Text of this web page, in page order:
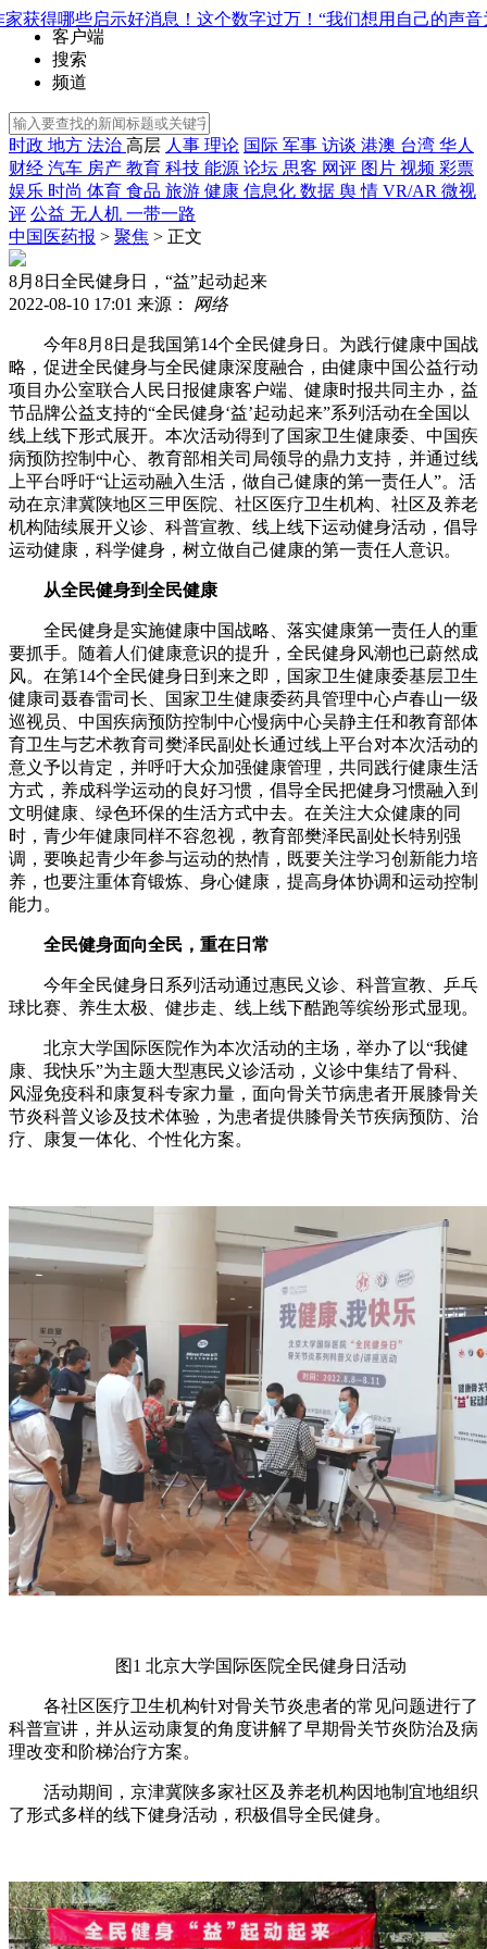
获得哪些启示好消息！这个数字过万！ “我们想用自己的声
客户端
搜索
频道
时政 地方 法治 高层 人事 理论 国际 军事 访谈 港澳 台湾 华人
财经 汽车 房产 教育 科技 能源 论坛 思客 网评 图片 视频 彩票
娱乐 时尚 体育 食品 旅游 健康 信息化 数据 舆 情 VR/AR 微视
评 公益 无人机 一带一路
中国医药报 > 聚焦 > 正文
8月8日全民健身日，“益”起动起来
2022-08-10 17:01 来源： 网络
今年8月8日是我国第14个全民健身日。为践行健康中国战
略，促进全民健身与全民健康深度融合，由健康中国公益行动
项目办公室联合人民日报健康客户端、健康时报共同主办，益
节品牌公益支持的“全民健身‘益’起动起来”系列活动在全国以
线上线下形式展开。本次活动得到了国家卫生健康委、中国疾
病预防控制中心、教育部相关司局领导的鼎力支持，并通过线
上平台呼吁“让运动融入生活，做自己健康的第一责任人”。活
动在京津冀陕地区三甲医院、社区医疗卫生机构、社区及养老
机构陆续展开义诊、科普宣教、线上线下运动健身活动，倡导
运动健康，科学健身，树立做自己健康的第一责任人意识。
从全民健身到全民健康
全民健身是实施健康中国战略、落实健康第一责任人的重
要抓手。随着人们健康意识的提升，全民健身风潮也已蔚然成
风。在第14个全民健身日到来之即，国家卫生健康委基层卫生
健康司聂春雷司长、国家卫生健康委药具管理中心卢春山一级
巡视员、中国疾病预防控制中心慢病中心吴静主任和教育部体
育卫生与艺术教育司樊泽民副处长通过线上平台对本次活动的
意义予以肯定，并呼吁大众加强健康管理，共同践行健康生活
方式，养成科学运动的良好习惯，倡导全民把健身习惯融入到
文明健康、绿色环保的生活方式中去。在关注大众健康的同
时，青少年健康同样不容忽视，教育部樊泽民副处长特别强
调，要唤起青少年参与运动的热情，既要关注学习创新能力培
养，也要注重体育锻炼、身心健康，提高身体协调和运动控制
能力。
全民健身面向全民，重在日常
今年全民健身日系列活动通过惠民义诊、科普宣教、乒乓
球比赛、养生太极、健步走、线上线下酷跑等缤纷形式显现。
北京大学国际医院作为本次活动的主场，举办了以“我健
康、我快乐”为主题大型惠民义诊活动，义诊中集结了骨科、
风湿免疫科和康复科专家力量，面向骨关节病患者开展膝骨关
节炎科普义诊及技术体验，为患者提供膝骨关节疾病预防、治
疗、康复一体化、个性化方案。
图1 北京大学国际医院全民健身日活动
各社区医疗卫生机构针对骨关节炎患者的常见问题进行了
科普宣讲，并从运动康复的角度讲解了早期骨关节炎防治及病
理改变和阶梯治疗方案。
活动期间，京津冀陕多家社区及养老机构因地制宜地组织
了形式多样的线下健身活动，积极倡导全民健身。